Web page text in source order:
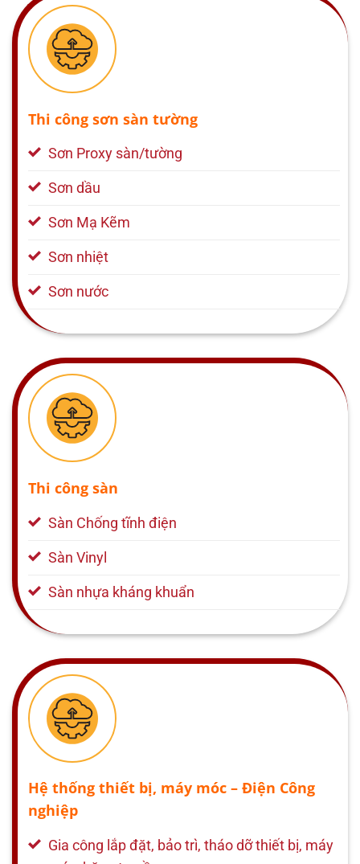
Thi công sơn sàn tường
Sơn Proxy sàn/tường
Sơn dầu
Sơn Mạ Kẽm
Sơn nhiệt
Sơn nước
Thi công sàn
Sàn Chống tĩnh điện
Sàn Vinyl
Sàn nhựa kháng khuẩn
Hệ thống thiết bị, máy móc – Điện Công
nghiệp
Gia công lắp đặt, bảo trì, tháo dỡ thiết bị, máy